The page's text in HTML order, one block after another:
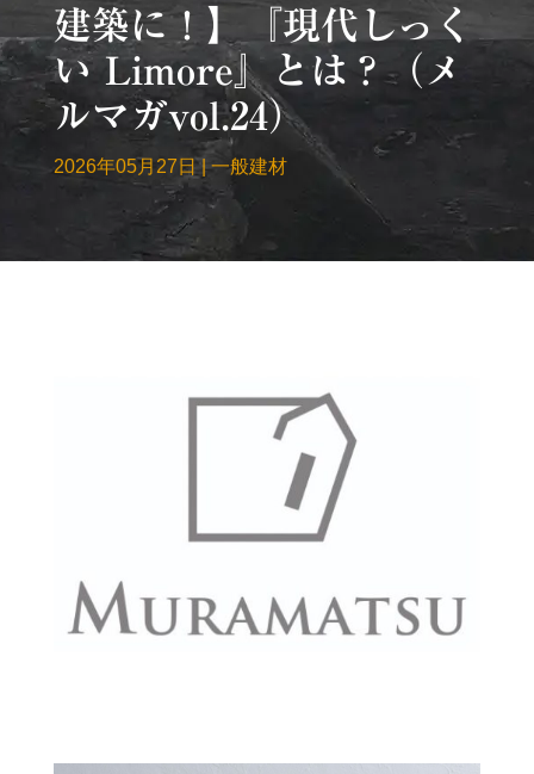
建築に！】『現代しっく
い Limore』とは？（メ
ルマガvol.24）
2026年05月27日|一般建材